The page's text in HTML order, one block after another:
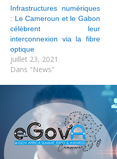
Infrastructures numériques
: Le Cameroun et le Gabon
célèbrent leur
interconnexion via la fibre
optique
juillet 23, 2021
Dans "News"